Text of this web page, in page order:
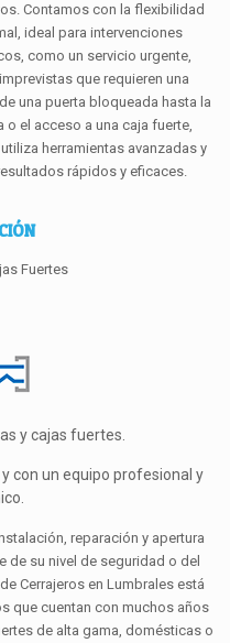
Contamos con la flexibilidad
ideal para intervenciones
como un servicio urgente,
que requieren una
una puerta bloqueada hasta la
o el acceso a una caja fuerte,
herramientas avanzadas y
rápidos y eficaces.
Fuertes
y cajas fuertes.
con un equipo profesional y
reparación y apertura
de su nivel de seguridad o del
Cerrajeros en Lumbrales está
que cuentan con muchos años
de alta gama, domésticas o